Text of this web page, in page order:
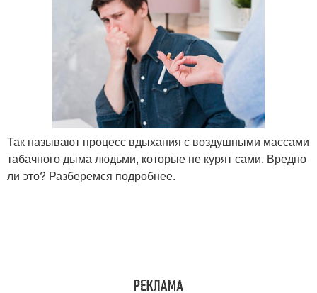
Так называют процесс вдыхания с воздушными массами
табачного дыма людьми, которые не курят сами. Вредно
ли это? Разберемся подробнее.